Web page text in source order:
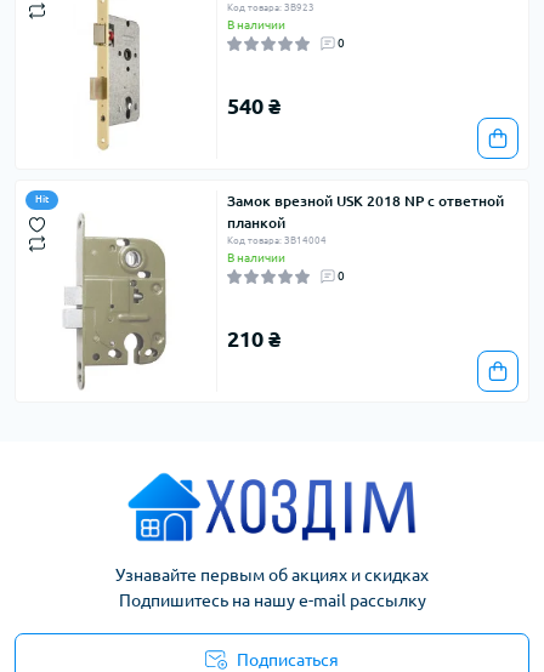
Код товара: ЗВ923
В наличии
0
540 ₴
Hit
Замок врезной USK 2018 NP с ответной
планкой
Код товара: ЗВ14004
В наличии
0
210 ₴
Узнавайте первым об акциях и скидках
Подпишитесь на нашу e-mail рассылку
Подписаться